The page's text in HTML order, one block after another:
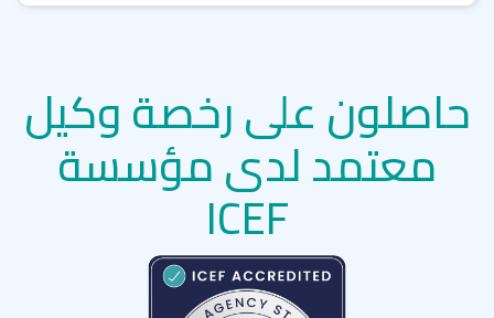
حاصلون على رخصة وكيل
معتمد لدى مؤسسة
ICEF